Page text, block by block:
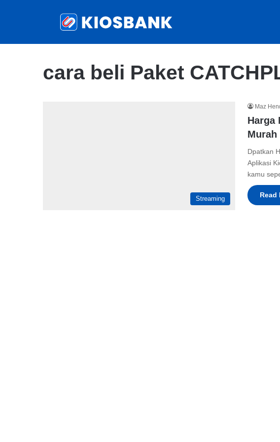
cara beli Paket
Streaming
Maz
Harga
Dpatkan
Aplikasi
kamu
Read